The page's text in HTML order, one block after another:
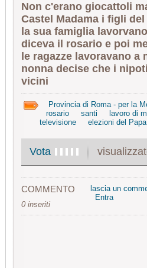
Non c'erano giocattoli
Castel Madama i figli
la sua famiglia
diceva il rosario e poi
le ragazze lavoravano a
nonna decise che i
vicini
Provincia di Roma - per la
rosario
santi lavoro di
televisione
elezioni del Papa
Vota
COMMENTO
0 inseriti
lascia un
Entra